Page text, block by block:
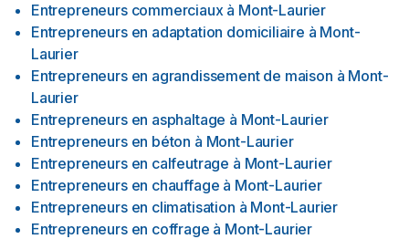
Entrepreneurs commerciaux à Mont-Laurier
Entrepreneurs en adaptation domiciliaire à Mont-
Laurier
Entrepreneurs en agrandissement de maison à Mont-
Laurier
Entrepreneurs en asphaltage à Mont-Laurier
Entrepreneurs en béton à Mont-Laurier
Entrepreneurs en calfeutrage à Mont-Laurier
Entrepreneurs en chauffage à Mont-Laurier
Entrepreneurs en climatisation à Mont-Laurier
Entrepreneurs en coffrage à Mont-Laurier